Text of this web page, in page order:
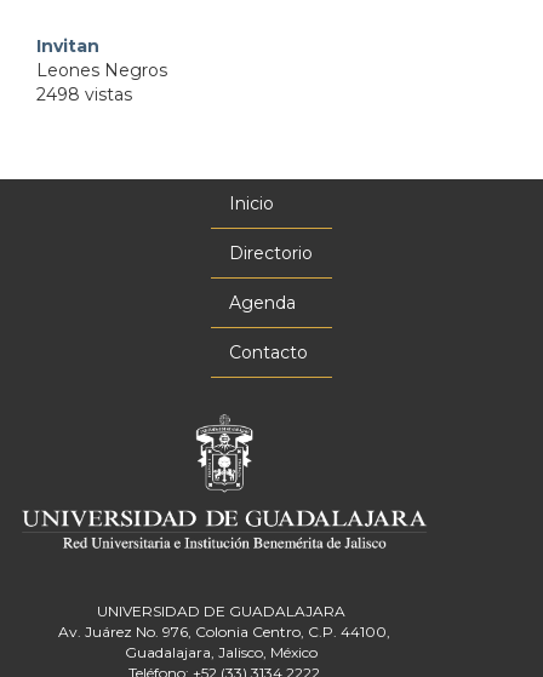
Invitan
Leones Negros
2498 vistas
Inicio
Directorio
Agenda
Contacto
UNIVERSIDAD DE GUADALAJARA
Av. Juárez No. 976, Colonia Centro, C.P. 44100,
Guadalajara, Jalisco, México
Teléfono: +52 (33) 3134 2222